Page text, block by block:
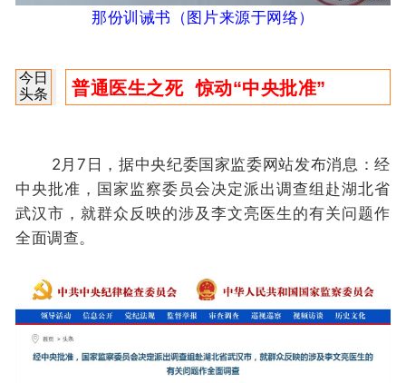
那份训诫书 （图片来源于网络）
今日
头条
普通医生之死 惊动“中央批准”
2月7日，据中央纪委国家监委网站发布消息：经
中央批准，国家监察委员会决定派出调查组赴湖北省
武汉市，就群众反映的涉及李文亮医生的有关问题作
全面调查。